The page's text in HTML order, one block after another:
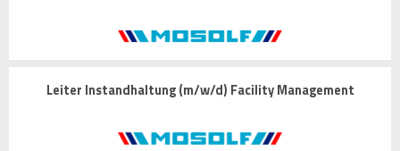
Leiter Instandhaltung (m/w/d) Facility Management